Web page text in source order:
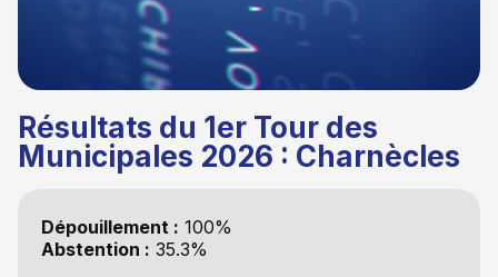
Résultats du 1er Tour des
Municipales 2026 : Charnècles
Dépouillement : 100%
Abstention : 35.3%